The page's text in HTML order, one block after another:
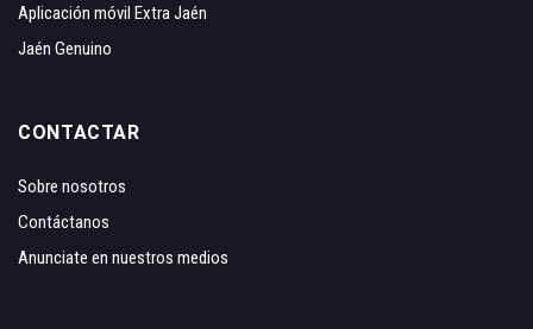
Aplicación móvil Extra Jaén
Jaén Genuino
CONTACTAR
Sobre nosotros
Contáctanos
Anunciate en nuestros medios